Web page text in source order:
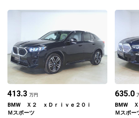
413.3 万円
BMW Ｘ２ ｘＤｒｉｖｅ２０ｉ
Ｍスポーツ
635.0
BMW
Ｍスポー